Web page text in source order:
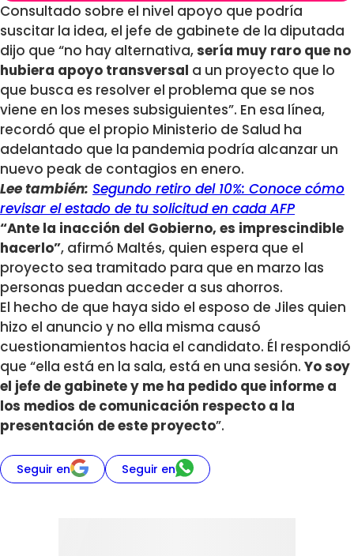
Consultado sobre el nivel apoyo que podría
suscitar la idea, el jefe de gabinete de la diputada
dijo que “no hay alternativa,sería muy raro que no
hubiera apoyo transversal a un proyecto que lo
que busca es resolver el problema que se nos
viene en los meses subsiguientes”. En esa línea,
recordó que el propio Ministerio de Salud ha
adelantado que la pandemia podría alcanzar un
nuevo peak de contagios en enero.
Lee también: Segundo retiro del 10%: Conoce cómo
revisar el estado de tu solicitud en cada AFP
“Ante la inacción del Gobierno, es imprescindible
hacerlo”, afirmó Maltés, quien espera que el
proyecto sea tramitado para que en marzo las
personas puedan acceder a sus ahorros.
El hecho de que haya sido el esposo de Jiles quien
hizo el anuncio y no ella misma causó
cuestionamientos hacia el candidato. Él respondió
que “ella está en la sala, está en una sesión. Yo soy
el jefe de gabinete y me ha pedido que informe a
los medios de comunicación respecto a la
presentación de este proyecto”.
Seguir en Seguir en